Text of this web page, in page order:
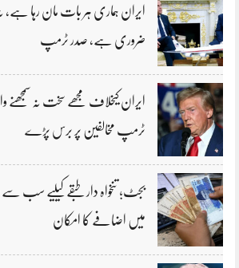
ایران ہماری ہر بات مان رہا ہے،
ضروری ہے، صدر ٹرمپ
ایران کیخلاف مجھے سخت نہ سمجھنے
ٹرمپ مخالفین پر برس پڑے
بجٹ؛ تنخواہ دار طبقے کیلیے سب سے
میں اضافے کا امکان